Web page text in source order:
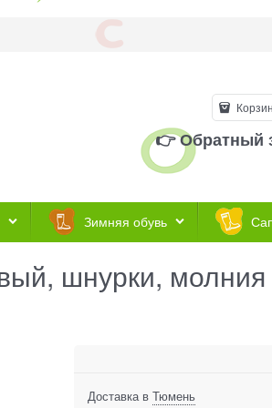
👉 Обратный
Зимняя обувь
шнурки, молния
Доставка в Тюмень